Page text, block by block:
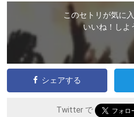
このセトリが気に
いいね！しよ
シェアする
Twitter で